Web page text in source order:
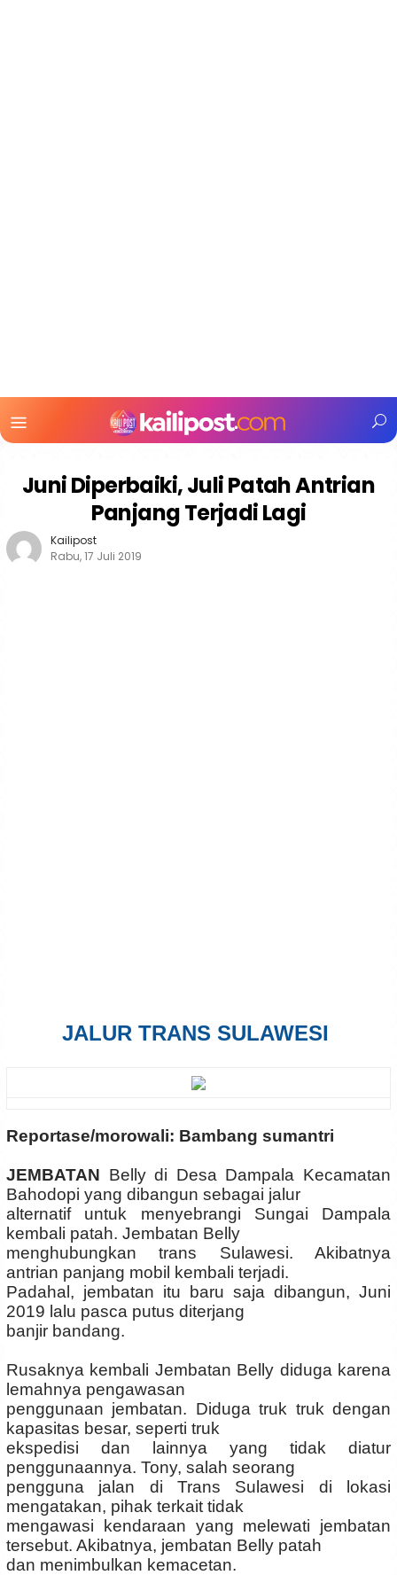
Mobile
Juni Diperbaiki, Juli Patah Antrian
Panjang Terjadi Lagi
Kailipost
Rabu, 17 Juli 2019
JALUR TRANS SULAWESI
Reportase/morowali: Bambang sumantri
JEMBATAN Belly di Desa Dampala Kecamatan
Bahodopi yang dibangun sebagai jalur
alternatif untuk menyebrangi Sungai Dampala
kembali patah. Jembatan Belly
menghubungkan trans Sulawesi. Akibatnya
antrian panjang mobil kembali terjadi.
Padahal, jembatan itu baru saja dibangun, Juni
2019 lalu pasca putus diterjang
banjir bandang.
Rusaknya kembali Jembatan Belly diduga karena
lemahnya pengawasan
penggunaan jembatan. Diduga truk truk dengan
kapasitas besar, seperti truk
ekspedisi dan lainnya yang tidak diatur
penggunaannya. Tony, salah seorang
pengguna jalan di Trans Sulawesi di lokasi
mengatakan, pihak terkait tidak
mengawasi kendaraan yang melewati jembatan
tersebut. Akibatnya, jembatan Belly patah
dan menimbulkan kemacetan.